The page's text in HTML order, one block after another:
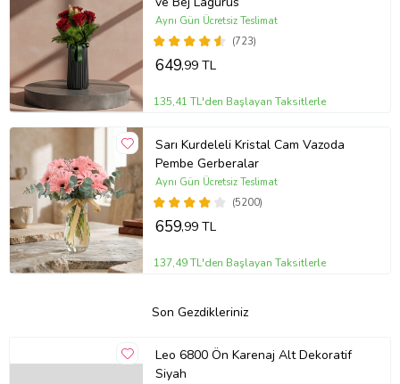
(723)
Aynı Gün Ücretsiz Teslimat
649,99 TL
135,41 TL'den Başlayan Taksitlerle
Sarı Kurdeleli Kristal Cam Vazoda
Pembe Gerberalar
(5200)
Aynı Gün Ücretsiz Teslimat
659,99 TL
137,49 TL'den Başlayan Taksitlerle
Son Gezdikleriniz
Leo 6800 Ön Karenaj Alt Dekoratif
Siyah